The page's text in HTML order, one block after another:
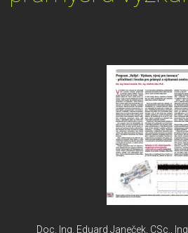
Doc. Ing. Eduard Janeček, CSc.,